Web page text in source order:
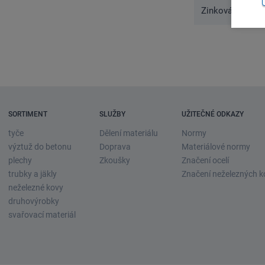
Zinková slitina
SORTIMENT
tyče
výztuž do betonu
plechy
trubky a jäkly
neželezné kovy
druhovýrobky
svařovací materiál
SLUŽBY
Dělení materiálu
Doprava
Zkoušky
UŽITEČNÉ ODKAZY
Normy
Materiálové normy
Značení ocelí
Značení neželezných